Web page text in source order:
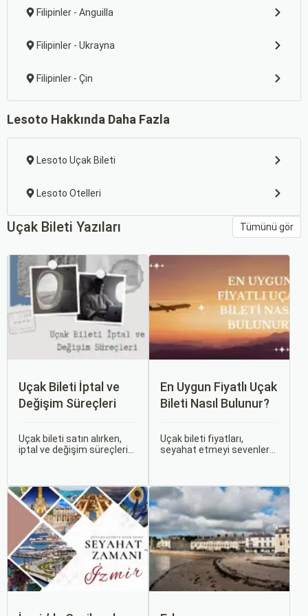
Filipinler - Anguilla
Filipinler - Ukrayna
Filipinler - Çin
Lesoto Hakkında Daha Fazla
Lesoto Uçak Bileti
Lesoto Otelleri
Uçak Bileti Yazıları Tümünü gör
Uçak Bileti İptal ve
Değişim Süreçleri
Uçak bileti satın alırken,
iptal ve değişim süreçlerini
büyük avantaj sağlar. Bu
makalede, uçak bileti iptal
ve değişim süreçlerinin
nasıl işlediği, hangi
durumlarda ücret iadesi
alabileceğiniz konularına
değineceğiz.
En Uygun Fiyatlı Uçak
Bileti Nasıl Bulunur?
Uçak bileti fiyatları,
seyahat etmeyi sevenler
araştırma ile uygun fiyatlı
uçak bileti bulmak
mümkündür.